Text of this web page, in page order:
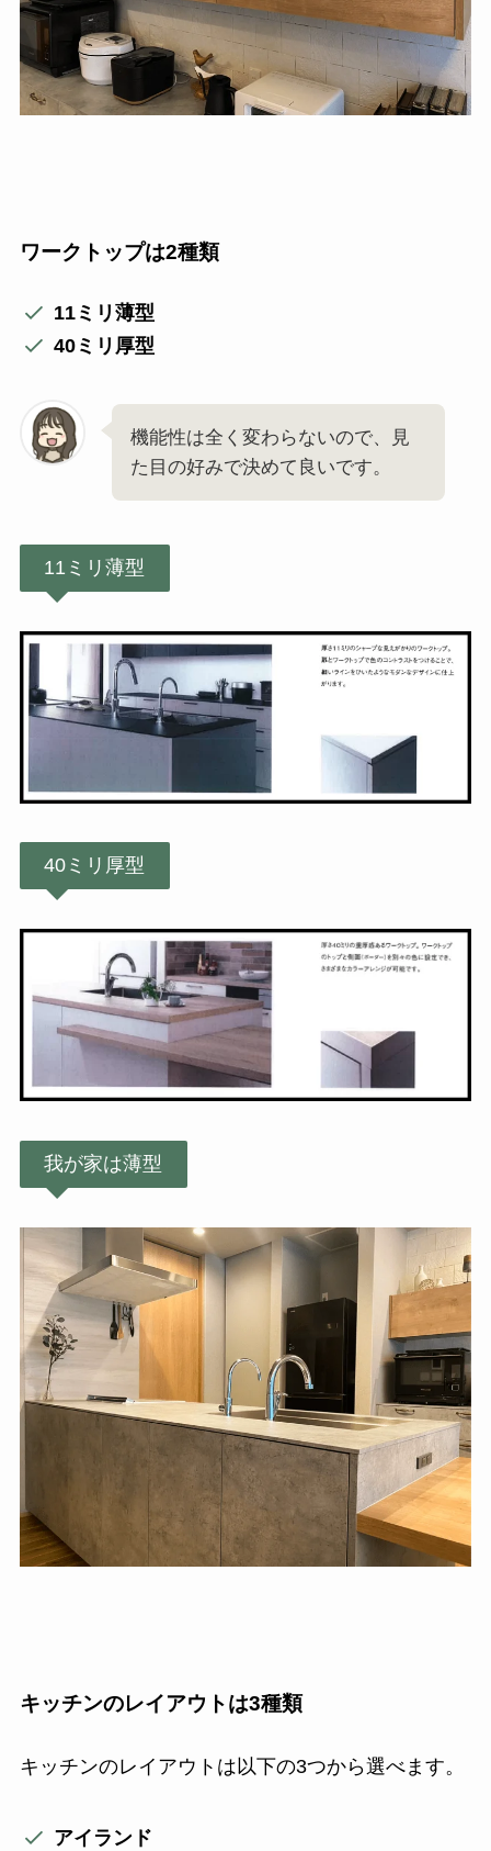
ワークトップは2種類
11ミリ薄型
40ミリ厚型
機能性は全く変わらないので、見
た目の好みで決めて良いです。
11ミリ薄型
40ミリ厚型
我が家は薄型
キッチンのレイアウトは3種類
キッチンのレイアウトは以下の3つから選べます。
アイランド